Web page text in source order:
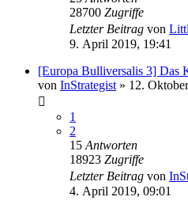
28700 Zugriffe
Letzter Beitrag von
9. April 2019, 19:41
[Europa Bulliversalis 3] Das
von InStrategist » 12.
1
2
15 Antworten
18923 Zugriffe
Letzter Beitrag von
4. April 2019, 09:01